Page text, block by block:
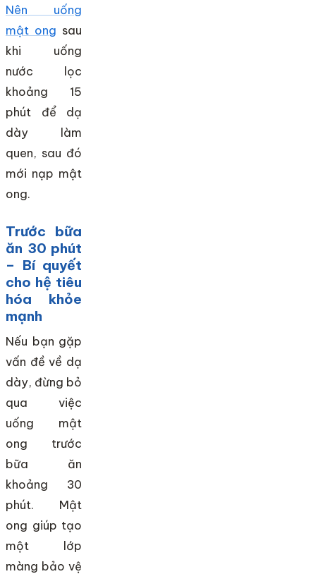
Nên uống
mật ong sau
khi uống
nước lọc
khoảng 15
phút để dạ
dày làm
quen, sau đó
mới nạp mật
ong.
Trước bữa
ăn 30 phút
– Bí quyết
cho hệ tiêu
hóa khỏe
mạnh
Nếu bạn gặp
vấn đề về dạ
dày, đừng bỏ
qua việc
uống mật
ong trước
bữa ăn
khoảng 30
phút. Mật
ong giúp tạo
một lớp
màng bảo vệ